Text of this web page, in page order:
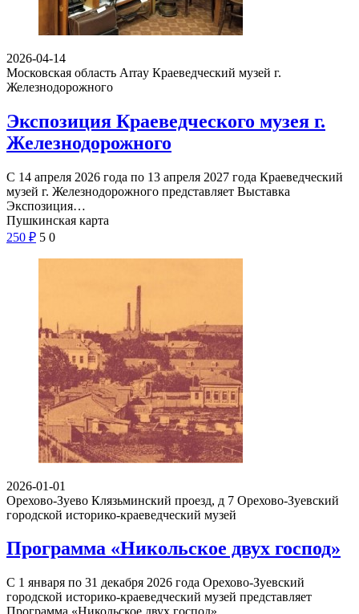
2026-04-14
Московская область Array Краеведческий музей г.
Железнодорожного
Экспозиция Краеведческого музея г.
Железнодорожного
С 14 апреля 2026 года по 13 апреля 2027 года Краеведческий
музей г. Железнодорожного представляет Выставка
Экспозиция…
Пушкинская карта
250 ₽ 5 0
2026-01-01
Орехово-Зуево Клязьминский проезд, д 7 Орехово-Зуевский
городской историко-краеведческий музей
Программа «Никольское двух господ»
С 1 января по 31 декабря 2026 года Орехово-Зуевский
городской историко-краеведческий музей представляет